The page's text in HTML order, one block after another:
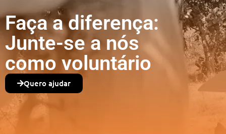
Faça a diferença:
Junte-se a nós
como voluntário
Quero ajudar